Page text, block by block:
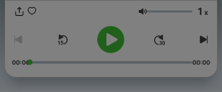
opportunities with our podcast, please contact our marketing
Ένταση 1 x
00:00 00:00